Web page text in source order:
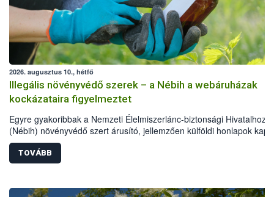
2026. augusztus 10., hétfő
Illegális növényvédő szerek – a Nébih a webáruházak
kockázataira figyelmeztet
Egyre gyakoribbak a Nemzeti Élelmiszerlánc-biztonsági Hivatalhoz
(Nébih) növényvédő szert árusító, jellemzően külföldi honlapok
érkező bejelentések. Emellett az ilyen termékeket kínáló kéretlen
reklámok mennyisége is számottevően megnövekedett az elmúlt
időszakban. A Nébih összegyűjtötte az illegális növényvédő szerek
vásárlás kockázatait.
TOVÁBB